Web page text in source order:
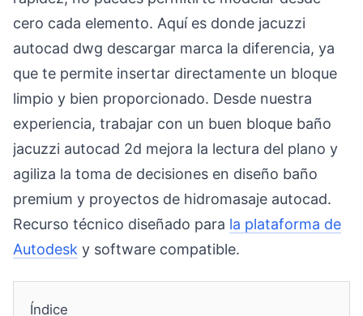
cero cada elemento. Aquí es donde jacuzzi
autocad dwg descargar marca la diferencia, ya
que te permite insertar directamente un bloque
limpio y bien proporcionado. Desde nuestra
experiencia, trabajar con un buen bloque baño
jacuzzi autocad 2d mejora la lectura del plano y
agiliza la toma de decisiones en diseño baño
premium y proyectos de hidromasaje autocad.
Recurso técnico diseñado para la plataforma de
Autodesk y software compatible.
Índice